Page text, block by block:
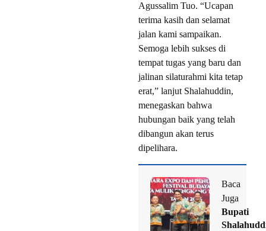
Agussalim Tuo. “Ucapan
terima kasih dan selamat
jalan kami sampaikan.
Semoga lebih sukses di
tempat tugas yang baru dan
jalinan silaturahmi kita tetap
erat,” lanjut Shalahuddin,
menegaskan bahwa
hubungan baik yang telah
dibangun akan terus
dipelihara.
Baca
Juga
Bupati